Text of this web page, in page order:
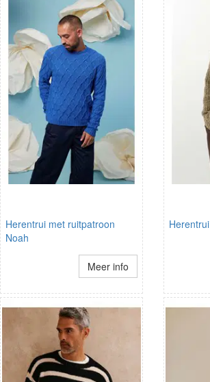
Herentrui met ruitpatroon
Noah
Meer info
Herentrui